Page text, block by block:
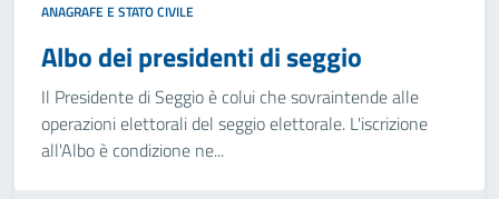
ANAGRAFE E STATO CIVILE
Albo dei presidenti di seggio
Il Presidente di Seggio è colui che sovraintende alle
operazioni elettorali del seggio elettorale. L'iscrizione
all'Albo è condizione ne...